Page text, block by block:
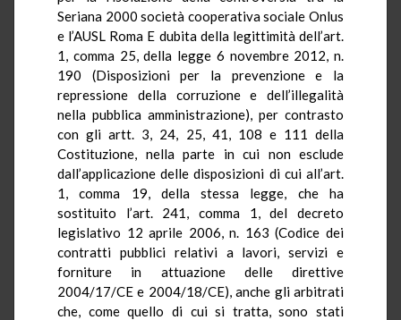
Seriana 2000 società cooperativa sociale Onlus
e l’AUSL Roma E dubita della legittimità dell’art.
1, comma 25, della legge 6 novembre 2012, n.
190 (Disposizioni per la prevenzione e la
repressione della corruzione e dell’illegalità
nella pubblica amministrazione), per contrasto
con gli artt. 3, 24, 25, 41, 108 e 111 della
Costituzione, nella parte in cui non esclude
dall’applicazione delle disposizioni di cui all’art.
1, comma 19, della stessa legge, che ha
sostituito l’art. 241, comma 1, del decreto
legislativo 12 aprile 2006, n. 163 (Codice dei
contratti pubblici relativi a lavori, servizi e
forniture in attuazione delle direttive
2004/17/CE e 2004/18/CE), anche gli arbitrati
che, come quello di cui si tratta, sono stati